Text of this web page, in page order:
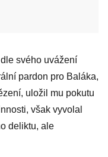
svého uvážení
pardon pro Baláka,
uložil mu pokutu
však vyvolal
deliktu, ale